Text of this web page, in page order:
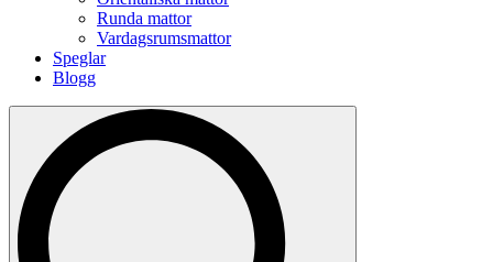
Runda mattor
Vardagsrumsmattor
Speglar
Blogg